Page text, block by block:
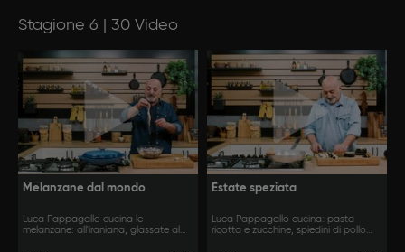
Stagione 6 | 30 Video
Melanzane dal mondo
Luca Pappagallo cucina le
melanzane: all'iraniana, glassate al
Estate speziata
Luca Pappagallo cucina: pasta
ricotta e zucchine, spiedini di pollo